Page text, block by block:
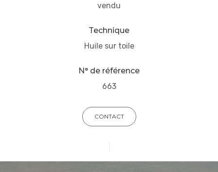
vendu
Technique
Huile sur toile
N° de référence
663
CONTACT